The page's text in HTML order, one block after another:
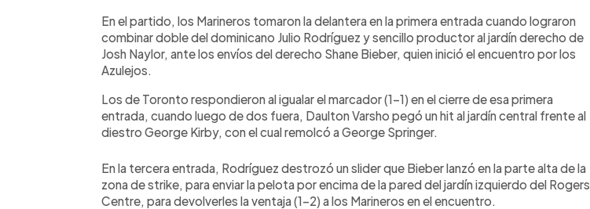
En el partido, los Marineros tomaron la delantera en la primera entrada cuando lograron
combinar doble del dominicano Julio Rodríguez y sencillo productor al jardín derecho de
Josh Naylor, ante los envíos del derecho Shane Bieber, quien inició el encuentro por los
Azulejos.
Los de Toronto respondieron al igualar el marcador (1-1) en el cierre de esa primera
entrada, cuando luego de dos fuera, Daulton Varsho pegó un hit al jardín central frente al
diestro George Kirby, con el cual remolcó a George Springer.
En la tercera entrada, Rodríguez destrozó un slider que Bieber lanzó en la parte alta de la
zona de strike, para enviar la pelota por encima de la pared del jardín izquierdo del Rogers
Centre, para devolverles la ventaja (1-2) a los Marineros en el encuentro.